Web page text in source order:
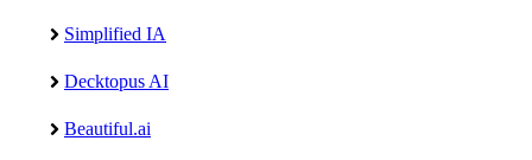
Simplified IA
Decktopus AI
Beautiful.ai